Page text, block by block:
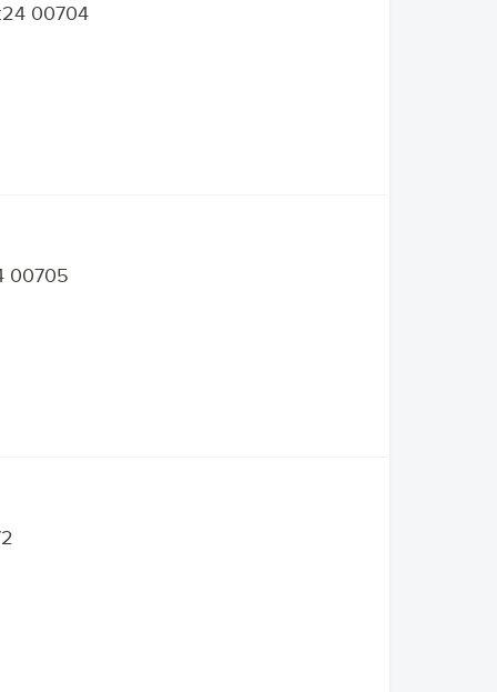
00704
00705